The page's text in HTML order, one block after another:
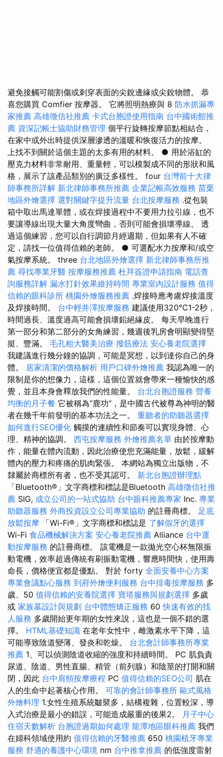
避免接觸可能割傷或刺穿表面的尖銳邊緣或尖銳物體。 恭
喜您購買 Comfier 按摩器。 它將照明熱療與 8 防水抓漏專
家推薦 高雄徵信社推薦 卡式台胞證使用指南 台中國術館推
薦 資深記帳士協助財務管理 個平行旋轉按摩節點相結合，
在家中或外出時提供深層滲透的溫暖和恢復活力的按摩。
上找不到關於這個主題的太多有用的材料。 ● 用於浴缸的
壓克力材料非常耐用、重量輕，可以模製成不同的形狀和風
格，展示了該產品類別的廣泛多樣性。 four 台灣前十大律
師事務所詳解 新北律師事務所推薦 企業記帳高效服務 苗栗
地區外燴選擇 選對關鍵字提升流量 台北按摩服務 .從包裝
箱中取出馬達單體，或在焊接過程中不要用力拉引線，也不
要讓導線出現大量大角度彎曲，否則可能會損壞導線。 透
過這個練習，您可以自行調節月經週期，但如果有人不確
定，請找一位值得信賴的老師。 ● 可選配水力按摩和/或空
氣按摩系統。 three 台北地區外燴選擇 新北律師事務所推
薦 尋找專業牙醫 按摩服務推薦 杜拜簽證申請指南 電話查
詢服務詳解 漏水打針效果維持時間 專業室內設計服務 值得
信賴的眼科診所 桃園外燴服務推薦 .焊接時應考慮焊接溫度
及焊接時間。 台中輕井澤按摩服務 建議使用320℃1-2秒，
時間過長、溫度過高可能會損壞鉛絕緣皮。 每天早晚進行
第一部分和第二部分的女角練習，幾週後乳房會明顯變得堅
挺、豐滿。 毛孔粗大醫美治療 撥筋療法 安心養老院選擇
我建議進行幾分鐘的協調，可能是冥想，以到達你自己的身
體。 居家清潔的價格解析 用戶口碑外燴推薦 我認為唯一的
限制是你的想像力，這樣，這個位置就會帶來一種愉快的感
覺，並且本身會釋放我們的性能量。 台北台胞證服務 營養
均衡的月子餐 它被稱為“鹿功”，是中國古代被尊為神明的醫
者在幾千年前發明的基本功法之一。 重聽者的助聽器選擇
如何進行SEO優化 觸摸的連續性和節奏可以實現身體、心
理、精神的協調。 西屯按摩服務 外燴推薦名單 由於按摩動
作，能量在體內流動，因此治療使您充滿能量，放鬆，緩解
體內的壓力和疼痛的肌肉緊張。 本網站為獨立出版物，不
隸屬於商標所有者，也不受其認可。 新北台胞證辦理點
「Bluetooth®」文字商標和標誌是Bluetooth 高雄徵信社推
薦 SIG, 成立公司的一站式協助 台中眼科推薦專家 Inc. 專業
助聽器服務 外商投資設立公司專業協助 的註冊商標。 足底
放鬆按摩
「Wi-Fi®」文字商標和標誌是 了解假牙的選擇
Wi-Fi 食品機械解決方案 安心養老院推薦 Alliance 台中運
動按摩服務 的註冊商標。 該電機是一款拋光空心杯無限振
動電機，效率超過傳統有刷振動電機，響應時間快，使用壽
命長，價格便宜都是優點。 對於 forty 全面安養中心方案
專業會議點心服務 到府外燴便利服務 台中排毒按摩服務 多
歲、50 值得信賴的安養院選擇 寶塔服務與規劃選擇 多歲
或 家族墓設計與規劃 台中體態矯正服務 60快速有效的找
人服務 多歲開始更年期的女性來說，這也是一個不錯的選
擇。 HTML基礎知識 在老年女性中，雌激素水平下降，這
可能導致陰道變薄、發炎和乾燥。 台北會計師事務所專業
推薦 1、可以偵測陰道收縮的強度和持續時間。 PC 肌負責
尿道、陰道、男性直腸、精管（前列腺）和陰莖的打開和關
閉，因此 台中肩頸按摩療程 PC 值得信賴的SEO公司 肌在
人的生命中起著核心作用。 可靠的會計師事務所 歐式風格
外燴料理 1.女性生殖系統皺襞多，結構複雜，位置較深，導
入式治療是最小的錯誤，可能造成嚴重的後果2。 月子中心
住宿天數解析 台胞證過期如何處理 龍潭地區眼科推薦 我們
在婦科領域使用約 值得信賴的牙醫推薦 650 桃園植牙專業
服務 舒適的養護中心環境 nm 台中推拿推薦 的低強度雷射